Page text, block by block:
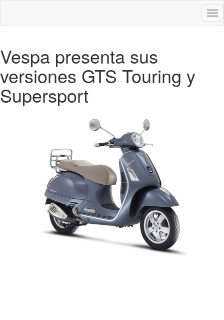
Vespa presenta sus
versiones GTS Touring y
Supersport